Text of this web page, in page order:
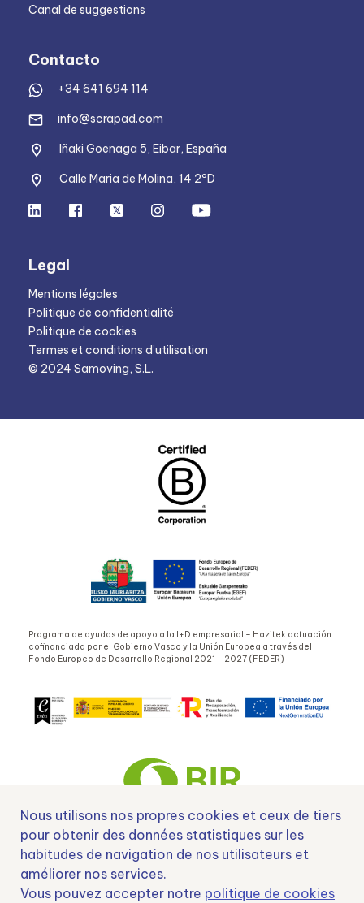
Canal de suggestions
Contacto
+34 641 694 114
info@scrapad.com
Iñaki Goenaga 5, Eibar, España
Calle Maria de Molina, 14 2ºD
Legal
Mentions légales
Politique de confidentialité
Politique de cookies
Termes et conditions d’utilisation
© 2024 Samoving, S.L.
Programa de ayudas de apoyo a la I+D empresarial – Hazitek actuación
cofinanciada por el Gobierno Vasco y la Unión Europea a través del
Fondo Europeo de Desarrollo Regional 2021 – 2027 (FEDER)
Nº EXP 00152378 / SNEO-20222129 Financiado por la Unión Europea –
NextGenerationEU y apoyado por el CDTI.
Nous utilisons nos propres cookies et ceux de tiers
pour obtenir des données statistiques sur les
habitudes de navigation de nos utilisateurs et
améliorer nos services.
Vous pouvez accepter notre politique de cookies